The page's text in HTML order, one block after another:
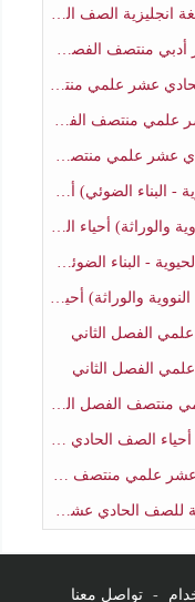
عشر أدبي الفصل الثاني
منتصف الفصل الثاني
منتصف الفصل الثاني
الفصل الثاني
منتصف الفصل الثاني
الحادي عشر علمي الفصل الثاني
عشر علمي منتصف الفصل الثاني
الحادي عشر علمي الفصل الثاني
عشر علمي منتصف الفصل الثاني
الفصل الثاني
الفصل الثاني
الفصل الثاني
علمي منتصف الفصل الثاني
منتصف الفصل الثاني
علمي منتصف الفصل الثاني
- تواصل معنا